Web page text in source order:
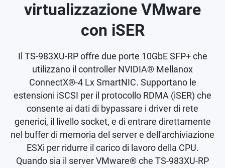
virtualizzazione VMware
con iSER
Il TS-983XU-RP offre due porte 10GbE SFP+ che
utilizzano il controller NVIDIA® Mellanox
ConnectX®-4 Lx SmartNIC. Supportano le
estensioni iSCSI per il protocollo RDMA (iSER) che
consente ai dati di bypassare i driver di rete
generici, il livello socket, e di entrare direttamente
nel buffer di memoria del server e dell'archiviazione
ESXi per ridurre il carico di lavoro della CPU.
Quando sia il server VMware® che TS-983XU-RP